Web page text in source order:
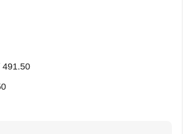
491.50